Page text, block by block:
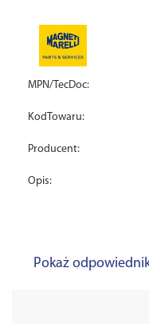
MPN/TecDoc:
KodTowaru:
Producent:
Opis:
Pokaż